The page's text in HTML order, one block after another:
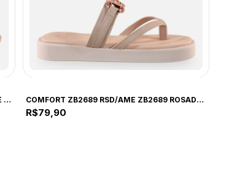
COMFORT 239042 NAP STR NUDE CL 39 RUE 239042 NUDE CLARO
COMFORT ZB2689 RSD/AME ZB2689 ROSADO/AMENDOA
R$79,90